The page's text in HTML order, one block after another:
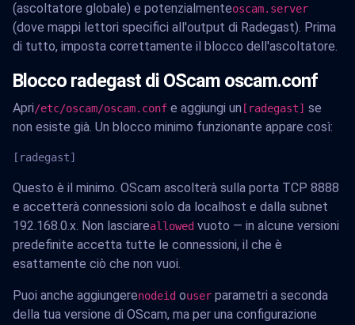
(ascoltatore globale) e potenzialmenteoscam.server
(dove mappi lettori specifici all'output di Radegast). Prima
di tutto, imposta correttamente il blocco dell'ascoltatore.
Blocco radegast di OScam oscam.conf
Apri/etc/oscam/oscam.conf e aggiungi un [radegast] se
non esiste già. Un blocco minimo funzionante appare così:
[radegast]
Questo è il minimo. OScam ascolterà sulla porta TCP 8888
e accetterà connessioni solo da localhost e dalla subnet
192.168.0.x. Non lasciareallowed vuoto — in alcune versioni
predefinite accetta tutte le connessioni, il che è
esattamente ciò che non vuoi.
Puoi anche aggiungerenodeid ouser parametri a seconda
della tua versione di OScam, ma per una configurazione